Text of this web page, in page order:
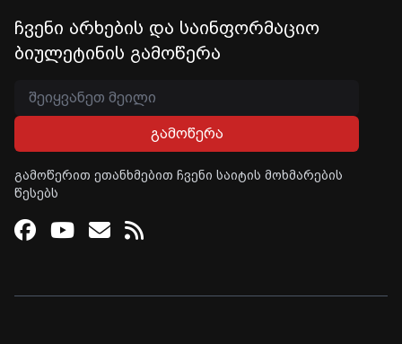
ჩვენი არხების და საინფორმაციო
ბიულეტინის გამოწერა
გამოწერა
გამოწერით ეთანხმებით ჩვენი საიტის მოხმარების
წესებს
Facebook
Youtube
Email
RSS